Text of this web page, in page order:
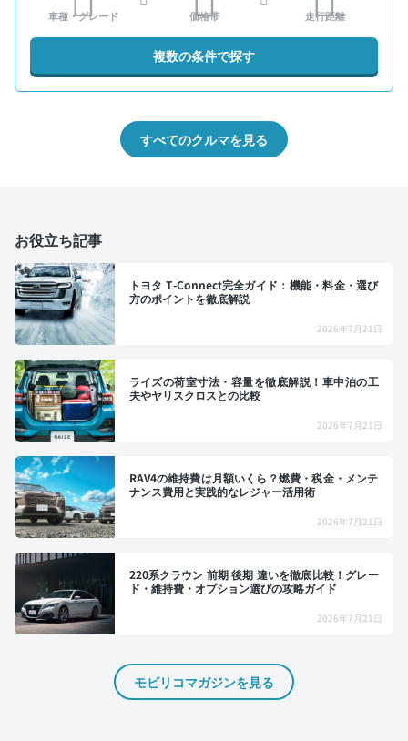
車種・グレード 価格帯 走行距離
複数の条件で探す
すべてのクルマを見る
お役立ち記事
トヨタ T-Connect完全ガイド：機能・料金・選び
方のポイントを徹底解説
2026年7月21日
ライズの荷室寸法・容量を徹底解説！車中泊の工
夫やヤリスクロスとの比較
2026年7月21日
RAV4の維持費は月額いくら？燃費・税金・メンテ
ナンス費用と実践的なレジャー活用術
2026年7月21日
220系クラウン 前期 後期 違いを徹底比較！グレー
ド・維持費・オプション選びの攻略ガイド
2026年7月21日
モビリコマガジンを見る